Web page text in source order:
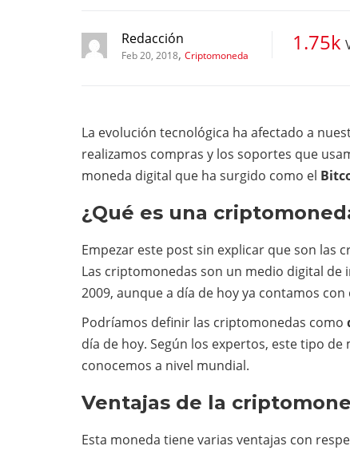
Redacción
Feb 20, 2018, Criptomoneda
1.75k
La evolución tecnológica ha afectado a
realizamos compras y los soportes que
moneda digital que ha surgido como el
¿Qué es una
Empezar este post sin explicar que son las
Las criptomonedas son un medio digital de
2009, aunque a día de hoy ya contamos
Podríamos definir las criptomonedas como
día de hoy. Según los expertos, este tipo
conocemos a nivel mundial.
Ventajas de la
Esta moneda tiene varias ventajas con